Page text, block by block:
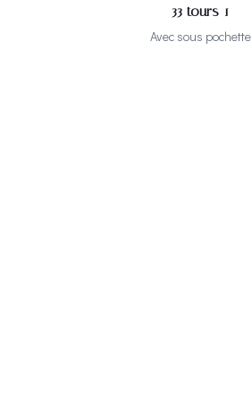
33 tours 1
Avec sous pochette